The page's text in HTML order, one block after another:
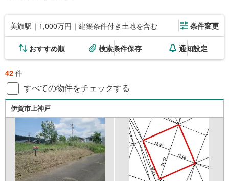
美旗駅｜1,000万円｜建築条件付き土地を含む 条件変更
おすすめ順 検索条件保存 通知設定
42 件
すべての物件をチェックする
伊賀市上神戸